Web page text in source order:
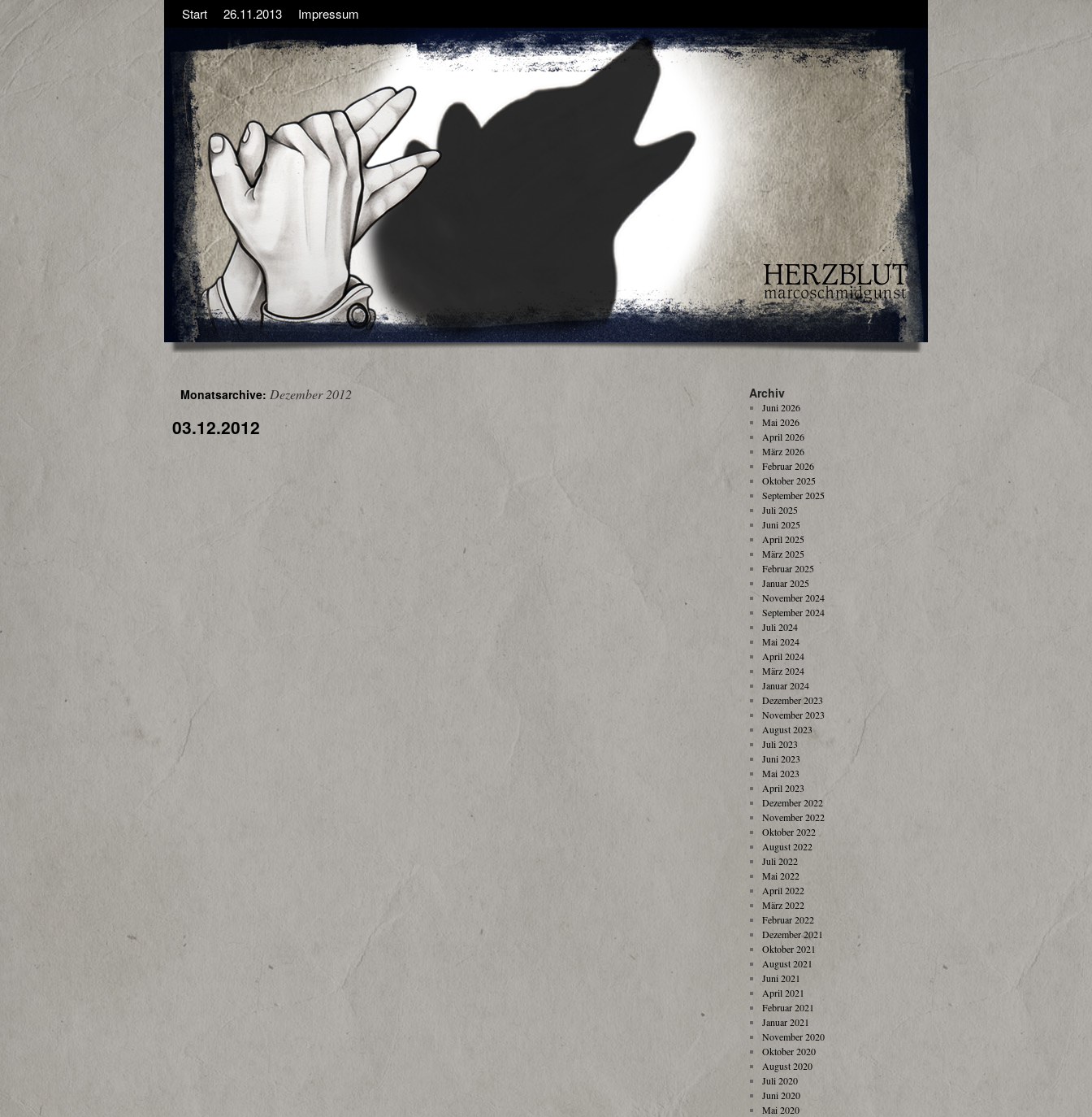
Start 26.11.2013 Impressum
Monatsarchive: Dezember 2012
03.12.2012
Archiv
Juni 2026
Mai 2026
April 2026
März 2026
Februar 2026
Oktober 2025
September 2025
Juli 2025
Juni 2025
April 2025
März 2025
Februar 2025
Januar 2025
November 2024
September 2024
Juli 2024
Mai 2024
April 2024
März 2024
Januar 2024
Dezember 2023
November 2023
August 2023
Juli 2023
Juni 2023
Mai 2023
April 2023
Dezember 2022
November 2022
Oktober 2022
August 2022
Juli 2022
Mai 2022
April 2022
März 2022
Februar 2022
Dezember 2021
Oktober 2021
August 2021
Juni 2021
April 2021
Februar 2021
Januar 2021
November 2020
Oktober 2020
August 2020
Juli 2020
Juni 2020
Mai 2020